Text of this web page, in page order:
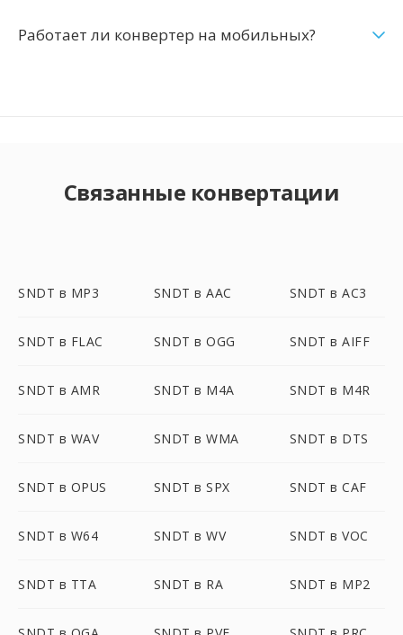
Работает ли конвертер на мобильных?
Связанные конвертации
SNDT в MP3 SNDT в AAC SNDT в AC3
SNDT в FLAC SNDT в OGG SNDT в AIFF
SNDT в AMR SNDT в M4A SNDT в M4R
SNDT в WAV SNDT в WMA SNDT в DTS
SNDT в OPUS SNDT в SPX SNDT в CAF
SNDT в W64 SNDT в WV SNDT в VOC
SNDT в TTA SNDT в RA SNDT в MP2